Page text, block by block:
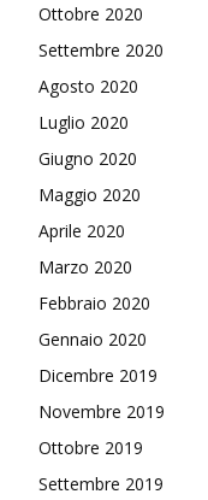
Ottobre 2020
Settembre 2020
Agosto 2020
Luglio 2020
Giugno 2020
Maggio 2020
Aprile 2020
Marzo 2020
Febbraio 2020
Gennaio 2020
Dicembre 2019
Novembre 2019
Ottobre 2019
Settembre 2019